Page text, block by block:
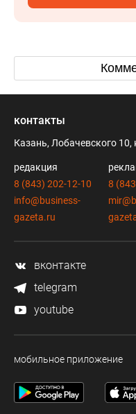
контакты
Казань, Лобачевского 10,
редакция
8 (843) 202-12-10
info@business-
gazeta.ru
8
вконтакте
telegram
youtube
мобильное приложение